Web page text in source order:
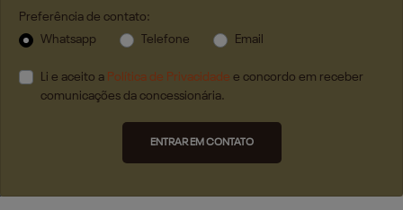
Preferência de contato:
Whatsapp
Telefone Email
Li e aceito a Política de Privacidade e concordo em receber
comunicações da concessionária.
ENTRAR EM CONTATO